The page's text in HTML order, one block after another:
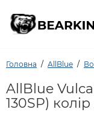
Головна AllBlue
AllBlue
130SP)